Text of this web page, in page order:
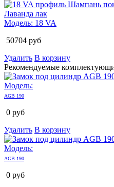
Модель: 18 VA
50704 руб
Удалить В корзину
Рекомендуемые
Модель:
AGB 190
0 руб
Удалить В корзину
Модель:
AGB 190
0 руб